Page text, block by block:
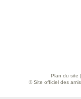
Plan du site
© Site officiel des